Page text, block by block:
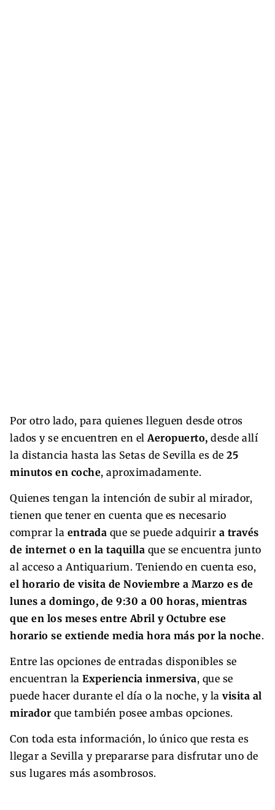
Por otro lado, para quienes lleguen desde otros
lados y se encuentren en el Aeropuerto, desde allí
la distancia hasta las Setas de Sevilla es de 25
minutos en coche, aproximadamente.
Quienes tengan la intención de subir al mirador,
tienen que tener en cuenta que es necesario
comprar la entrada que se puede adquirir a través
de internet o en la taquilla que se encuentra junto
al acceso a Antiquarium. Teniendo en cuenta eso,
el horario de visita de Noviembre a Marzo es de
lunes a domingo, de 9:30 a 00 horas, mientras
que en los meses entre Abril y Octubre ese
horario se extiende media hora más por la noche.
Entre las opciones de entradas disponibles se
encuentran la Experiencia inmersiva, que se
puede hacer durante el día o la noche, y la visita al
miradorque también posee ambas opciones.
Con toda esta información, lo único que resta es
llegar a Sevilla y prepararse para disfrutar uno de
sus lugares más asombrosos.